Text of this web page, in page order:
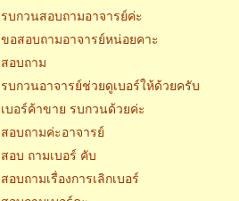
รบกวนสอบถามอาจารย์ค่ะ
ขอสอบถามอาจารย์หน่อยคาะ
สอบถาม
รบกวนอาจารย์ช่วยดูเบอร์ให้ด้วยครับ
เบอร์ค้าขาย รบกวนด้วยค่ะ
สอบถามค่ะอาจารย์
สอบ ถามเบอร์ คับ
สอบถามเรื่องการเลิกเบอร์